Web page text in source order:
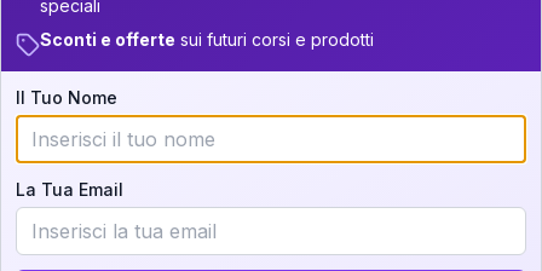
Cosa scoprirete nella vostra
interpretazione:
💕 Come rafforzare la vostra unione
speciali
Sconti e offerte sui futuri corsi e prodotti
Il Tuo Nome
La Tua Email